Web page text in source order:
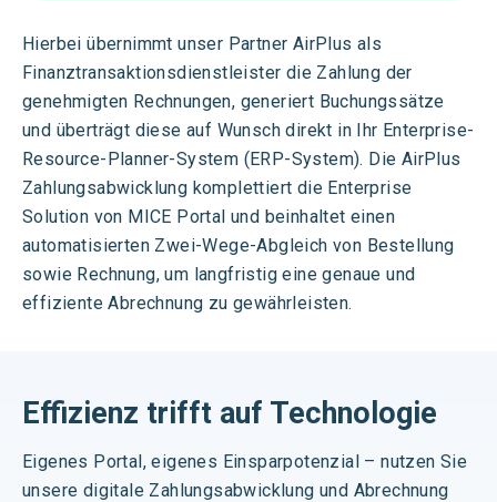
Hierbei übernimmt unser Partner AirPlus als
Finanztransaktionsdienstleister die Zahlung der
genehmigten Rechnungen, generiert Buchungssätze
und überträgt diese auf Wunsch direkt in Ihr Enterprise-
Resource-Planner-System (ERP-System). Die AirPlus
Zahlungsabwicklung komplettiert die Enterprise
Solution von MICE Portalund beinhaltet einen
automatisierten Zwei-Wege-Abgleich von Bestellung
sowie Rechnung, um langfristig eine genaue und
effiziente Abrechnung zu gewährleisten.
Effizienz trifft auf Technologie
Eigenes Portal, eigenes Einsparpotenzial – nutzen Sie
unsere digitale Zahlungsabwicklung und Abrechnung